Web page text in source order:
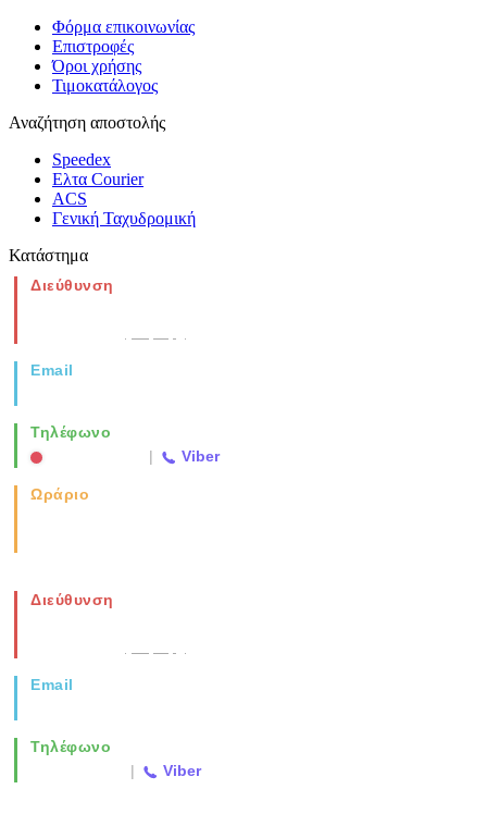
Φόρμα επικοινωνίας
Επιστροφές
Όροι χρήσης
Τιμοκατάλογος
Αναζήτηση αποστολής
Speedex
Ελτα Courier
ACS
Γενική Ταχυδρομική
Κατάστημα
Διεύθυνση
Email
Τηλέφωνο
| Viber
Ωράριο
Διεύθυνση
Email
Τηλέφωνο
| Viber